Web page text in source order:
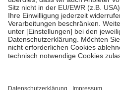
mit Ausnahme der Fahrkosten
• Untersuchungen zur Vorsorge und
GKV getragen werden
• empfohlenen Schutzimpfungen
• Harn- und Blutteststreifen
getroffen, um sicherzustellen, dass